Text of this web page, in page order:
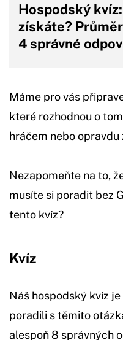
Hospodský
získáte?
4 správné
Máme pro vás
které rozhodnou o
hráčem nebo
Nezapomeňte na to,
musíte si poradit bez
tento kvíz?
Kvíz
Náš hospodský kvíz
poradili s těmito
alespoň 8 správných